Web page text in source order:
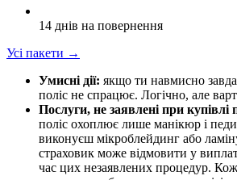
14 днів на повернення
Усі пакети →
Умисні дії: якщо ти навмисно
поліс не спрацює. Логічно, але
Послуги, не заявлені при купівлі
поліс охоплює лише манікюр і
виконуєш мікроблейдинг або
страховик може відмовити у
час цих незаявлених процедур.